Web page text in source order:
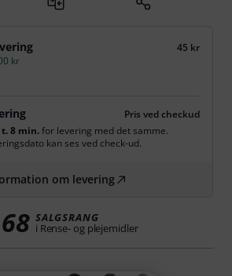
45 kr
kr
Pris ved checkud
t. 8 min.for levering med det samme.
kan ses ved check-ud.
om levering
68 SALGSRANG
i Rense- og plejemidler